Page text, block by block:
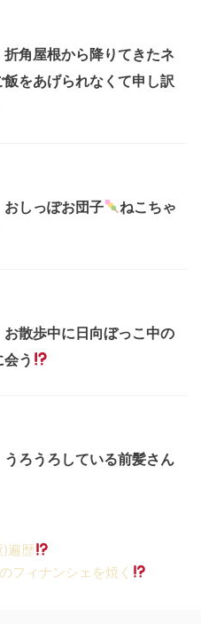
角屋根から降りてきたネ
飯をあげられなくて申し訳
しっぽお団子
ねこちゃ
散歩中に日向ぼっこ中の
う
ろうろしている前髪さん
遍歴
フィナンシェを焼く